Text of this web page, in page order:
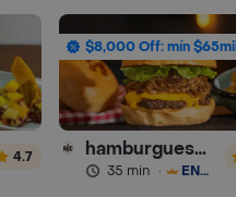
4.7
$8,000 Off: mín $65mil
hamburguesas Rustica (RDC)
35 min · ENVÍO GRATIS